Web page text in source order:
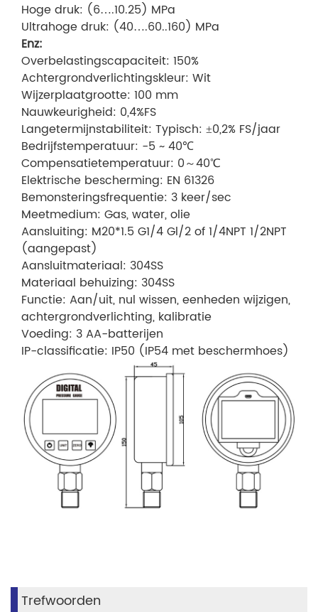
Hoge druk: (6….10.25) MPa
Ultrahoge druk: (40….60..160) MPa
Enz:
Overbelastingscapaciteit: 150%
Achtergrondverlichtingskleur: Wit
Wijzerplaatgrootte: 100 mm
Nauwkeurigheid: 0,4%FS
Langetermijnstabiliteit: Typisch: ±0,2% FS/jaar
Bedrijfstemperatuur: -5 ~ 40℃
Compensatietemperatuur: 0～40℃
Elektrische bescherming: EN 61326
Bemonsteringsfrequentie: 3 keer/sec
Meetmedium: Gas, water, olie
Aansluiting: M20*1.5 G1/4 Gl/2 of 1/4NPT 1/2NPT
(aangepast)
Aansluitmateriaal: 304SS
Materiaal behuizing: 304SS
Functie: Aan/uit, nul wissen, eenheden wijzigen,
achtergrondverlichting, kalibratie
Voeding: 3 AA-batterijen
IP-classificatie: IP50 (IP54 met beschermhoes)
Trefwoorden